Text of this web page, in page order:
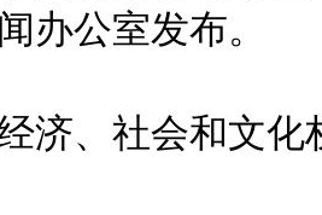
办公室发布。
、社会和文化